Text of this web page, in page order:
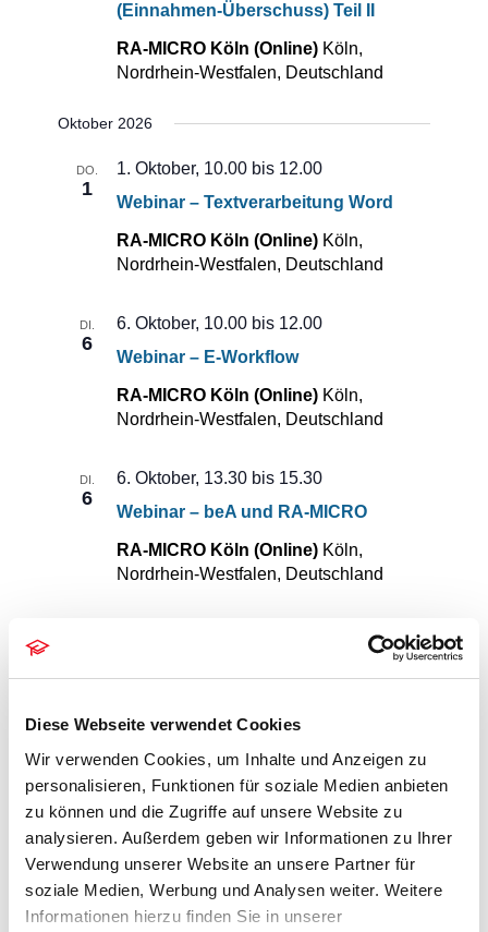
Diese Webseite verwendet Cookies
Wir verwenden Cookies, um Inhalte und Anzeigen zu
personalisieren, Funktionen für soziale Medien anbieten
zu können und die Zugriffe auf unsere Website zu
analysieren. Außerdem geben wir Informationen zu Ihrer
Verwendung unserer Website an unsere Partner für
soziale Medien, Werbung und Analysen weiter. Weitere
Informationen hierzu finden Sie in unserer
(Einnahmen-Überschuss) Teil II
RA-MICRO Köln (Online) Köln,
Nordrhein-Westfalen, Deutschland
Oktober 2026
DO.
1
Webinar – Textverarbeitung Word
1. Oktober, 10.00 bis 12.00
RA-MICRO Köln (Online) Köln,
Nordrhein-Westfalen, Deutschland
DI.
6
Webinar – E-Workflow
6. Oktober, 10.00 bis 12.00
RA-MICRO Köln (Online) Köln,
Nordrhein-Westfalen, Deutschland
DI.
6
Webinar – beA und RA-MICRO
6. Oktober, 13.30 bis 15.30
RA-MICRO Köln (Online) Köln,
Nordrhein-Westfalen, Deutschland
Nordrhein-Westfalen, Deutschland
MI.
7
Webinar – Zwangsvollstreckung
7. Oktober, 13.30bis15.30
RA-MICRO Köln (Online)Köln,
Nordrhein-Westfalen, Deutschland